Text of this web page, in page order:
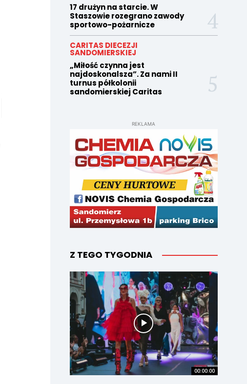
17 drużyn na starcie. W
Staszowie rozegrano zawody
sportowo-pożarnicze
CARITAS DIECEZJI
SANDOMIERSKIEJ
„Miłość czynna jest
najdoskonalsza”. Za nami II
turnus półkolonii
sandomierskiej Caritas
REKLAMA
Z TEGO TYGODNIA
00:00:00